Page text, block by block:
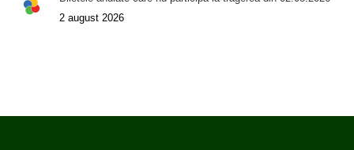
2 august 2026